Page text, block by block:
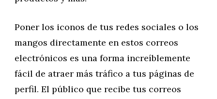
Poner los iconos de tus redes sociales o los
mangos directamente en estos correos
electrónicos es una forma increíblemente
fácil de atraer más tráfico a tus páginas de
perfil. El público que recibe tus correos